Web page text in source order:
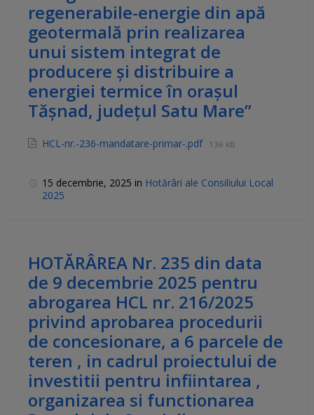
regenerabile-energie din apă
geotermală prin realizarea
unui sistem integrat de
producere și distribuire a
energiei termice în orașul
Tășnad, județul Satu Mare”
HCL-nr.-236-mandatare-primar-.pdf 136 kB
15 decembrie, 2025 in Hotărâri ale Consiliului Local
2025
HOTĂRÂREA Nr. 235 din data
de 9 decembrie 2025 pentru
abrogarea HCL nr. 216/2025
privind aprobarea procedurii
de concesionare, a 6 parcele de
teren , in cadrul proiectului de
investitii pentru infiintarea ,
organizarea si functionarea